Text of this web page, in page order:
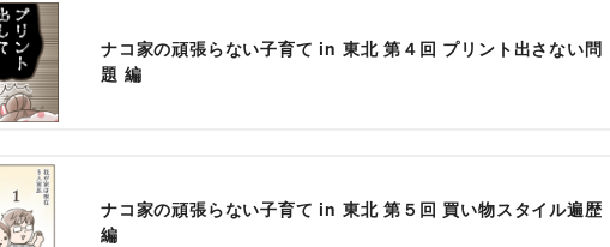
ナコ家の頑張らない子育て in 東北 第４回 プリント出さない問
題 編
ナコ家の頑張らない子育て in 東北 第５回 買い物スタイル遍歴
編